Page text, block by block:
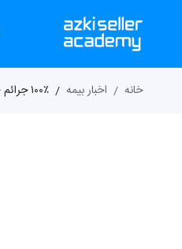
خانه اخبار بیمه ۱۰۰٪ جرائم حق‌ بیمه شخص ثالث وسایل نقلیه فاقد بیمه‌نامه بخشیده شد!